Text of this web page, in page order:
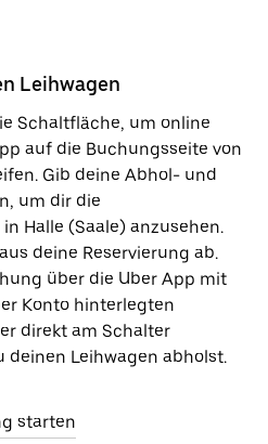
Leihwagen
Schaltfläche, um online
auf die Buchungsseite von
Gib deine Abhol- und
um dir die
Halle (Saale) anzusehen.
deine Reservierung ab.
über die Uber App mit
Konto hinterlegten
direkt am Schalter
deinen Leihwagen abholst.
starten